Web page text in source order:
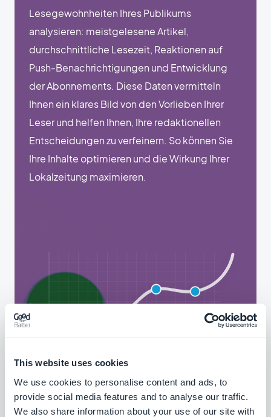
This website uses cookies
We use cookies to personalise content and ads, to
provide social media features and to analyse our traffic.
We also share information about your use of our site with
Lesegewohnheiten Ihres Publikums
analysieren: meistgelesene Artikel,
durchschnittliche Lesezeit, Reaktionen auf
Push-Benachrichtigungen und Entwicklung
der Abonnements. Diese Daten vermitteln
Ihnen ein klares Bild von den Vorlieben Ihrer
Leser und helfen Ihnen, Ihre redaktionellen
Entscheidungen zu verfeinern. So können Sie
Ihre Inhalte optimieren und die Wirkung Ihrer
Lokalzeitung maximieren.